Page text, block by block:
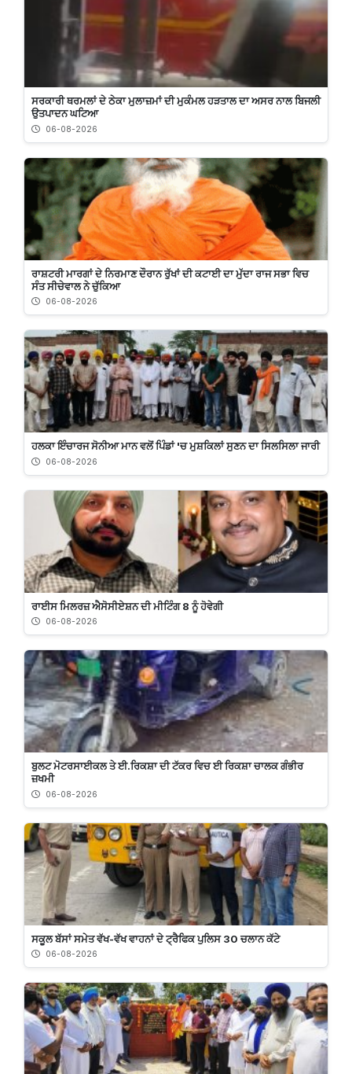
ਸਰਕਾਰੀ ਥਰਮਲਾਂ ਦੇ ਠੇਕਾ ਮੁਲਾਜ਼ਮਾਂ ਦੀ ਮੁਕੰਮਲ ਹੜਤਾਲ ਦਾ ਅਸਰ ਨਾਲ ਬਿਜਲੀ
ਉਤਪਾਦਨ ਘਟਿਆ
06-08-2026
ਰਾਸ਼ਟਰੀ ਮਾਰਗਾਂ ਦੇ ਨਿਰਮਾਣ ਦੌਰਾਨ ਰੁੱਖਾਂ ਦੀ ਕਟਾਈ ਦਾ ਮੁੱਦਾ ਰਾਜ ਸਭਾ ਵਿਚ
ਸੰਤ ਸੀਚੇਵਾਲ ਨੇ ਚੁੱਕਿਆ
06-08-2026
ਹਲਕਾ ਇੰਚਾਰਜ ਸੋਨੀਆ ਮਾਨ ਵਲੋਂ ਪਿੰਡਾਂ 'ਚ ਮੁਸ਼ਕਿਲਾਂ ਸੁਣਨ ਦਾ ਸਿਲਸਿਲਾ ਜਾਰੀ
06-08-2026
ਰਾਈਸ ਮਿਲਰਜ਼ ਐਸੋਸੀਏਸ਼ਨ ਦੀ ਮੀਟਿੰਗ 8 ਨੂੰ ਹੋਵੇਗੀ
06-08-2026
ਬੁਲਟ ਮੋਟਰਸਾਈਕਲ ਤੇ ਈ.ਰਿਕਸ਼ਾ ਦੀ ਟੱਕਰ ਵਿਚ ਈ ਰਿਕਸ਼ਾ ਚਾਲਕ ਗੰਭੀਰ
ਜ਼ਖਮੀ
06-08-2026
ਸਕੂਲ ਬੱਸਾਂ ਸਮੇਤ ਵੱਖ-ਵੱਖ ਵਾਹਨਾਂ ਦੇ ਟ੍ਰੈਫਿਕ ਪੁਲਿਸ 30 ਚਲਾਨ ਕੱਟੇ
06-08-2026